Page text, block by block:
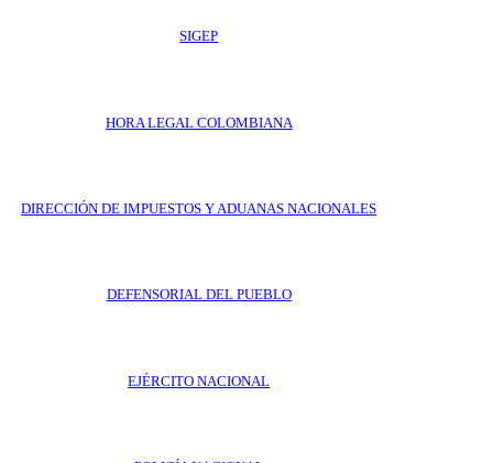
SIGEP
HORA LEGAL COLOMBIANA
DIRECCIÓN DE IMPUESTOS Y ADUANAS NACIONALES
DEFENSORIAL DEL PUEBLO
EJÉRCITO NACIONAL